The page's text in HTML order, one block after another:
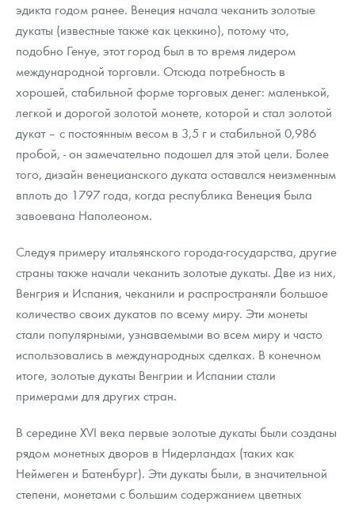
Жетоны "Необыкновенные обитатели глубин"
Ювелирные изделия
Русская нумизматика
Золотая карманная галерея
Наборы подарочных и коллекционных монет
Монеты и жетоны из недрагоценных металлов
Книги по нумизматике
Политика использования Cookies
Положение по обработке и защите персональных данных
эдикта годом ранее. Венеция начала чеканить золотые
дукаты (известные также как цеккино), потому что,
подобно Генуе, этот город был в то время лидером
международной торговли. Отсюда потребность в
хорошей, стабильной форме торговых денег: маленькой,
легкой и дорогой золотой монете, которой и стал золотой
дукат – с постоянным весом в 3,5 г и стабильной 0,986
пробой, - он замечательно подошел для этой цели. Более
того, дизайн венецианского дуката оставался неизменным
вплоть до 1797 года, когда республика Венеция была
завоевана Наполеоном.
Следуя примеру итальянского города-государства, другие
страны также начали чеканить золотые дукаты. Две из них,
Венгрия и Испания, чеканили и распространяли большое
количество своих дукатов по всему миру. Эти монеты
стали популярными, узнаваемыми во всем миру и часто
использовались в международных сделках. В конечном
итоге, золотые дукаты Венгрии и Испании стали
примерами для других стран.
В середине XVI века первые золотые дукаты были созданы
рядом монетных дворов в Нидерландах (таких как
Неймеген и Батенбург). Эти дукаты были, в значительной
степени, монетами с большим содержанием цветных